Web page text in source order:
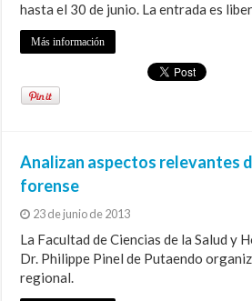
hasta el 30 de junio. La entrada es
Más información
Analizan aspectos relevantes
forense
23 de junio de 2013
La Facultad de Ciencias de la Salud y
Dr. Philippe Pinel de Putaendo
regional.